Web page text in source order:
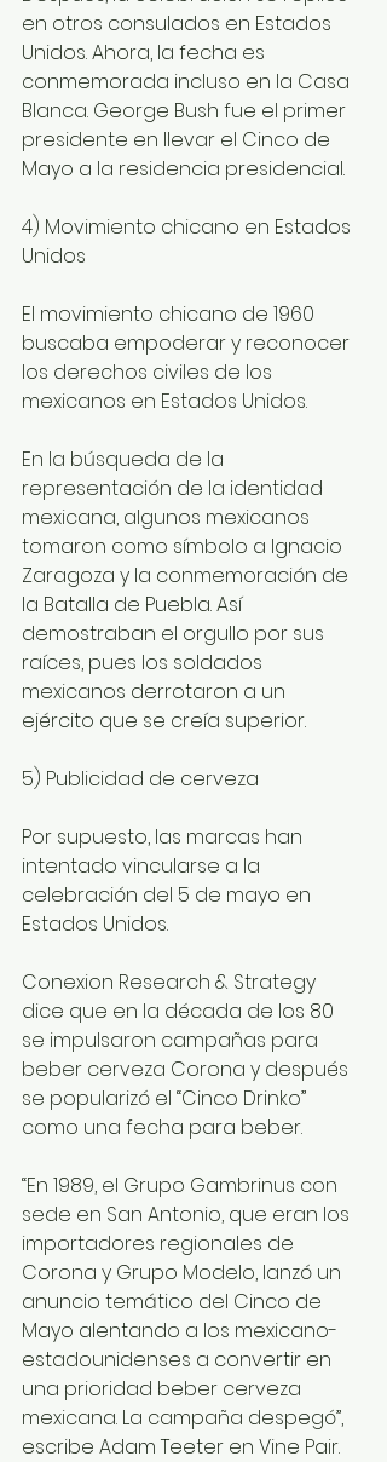
en otros consulados en Estados
Unidos. Ahora, la fecha es
conmemorada incluso en la Casa
Blanca. George Bush fue el primer
presidente en llevar el Cinco de
Mayo a la residencia presidencial.
4) Movimiento chicano en Estados
Unidos
El movimiento chicano de 1960
buscaba empoderar y reconocer
los derechos civiles de los
mexicanos en Estados Unidos.
En la búsqueda de la
representación de la identidad
mexicana, algunos mexicanos
tomaron como símbolo a Ignacio
Zaragoza y la conmemoración de
la Batalla de Puebla. Así
demostraban el orgullo por sus
raíces, pues los soldados
mexicanos derrotaron a un
ejército que se creía superior.
5) Publicidad de cerveza
Por supuesto, las marcas han
intentado vincularse a la
celebración del 5 de mayo en
Estados Unidos.
Conexion Research & Strategy
dice que en la década de los 80
se impulsaron campañas para
beber cerveza Corona y después
se popularizó el “Cinco Drinko”
como una fecha para beber.
“En 1989, el Grupo Gambrinus con
sede en San Antonio, que eran los
importadores regionales de
Corona y Grupo Modelo, lanzó un
anuncio temático del Cinco de
Mayo alentando a los mexicano-
estadounidenses a convertir en
una prioridad beber cerveza
mexicana. La campaña despegó”,
escribe Adam Teeter en Vine Pair.